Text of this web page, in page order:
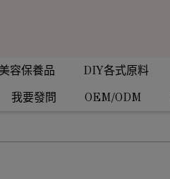
容保養品 DIY各式原料
我要發問
OEM/ODM